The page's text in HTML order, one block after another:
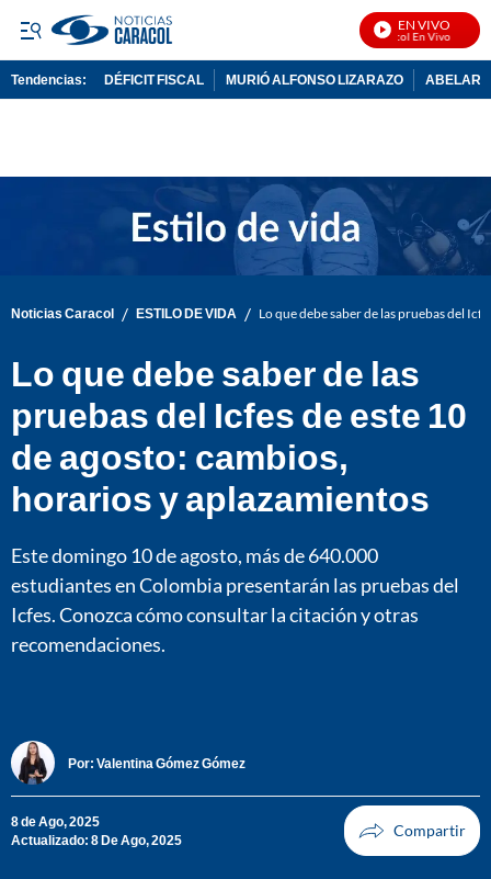
EN VIVO
Noticias Caracol En Vivo
Tendencias: DÉFICIT FISCAL MURIÓ ALFONSO LIZARAZO
Noticias Caracol / ESTILO DE VIDA / Lo que debe saber de las pruebas del
Lo que debe saber de las
pruebas del Icfes de este 10
de agosto: cambios,
horarios y aplazamientos
Este domingo 10 de agosto, más de 640.000
estudiantes en Colombia presentarán las pruebas del
Icfes. Conozca cómo consultar la citación y otras
recomendaciones.
Por: Valentina Gómez Gómez
8 de Ago, 2025
Actualizado: 8 De Ago, 2025